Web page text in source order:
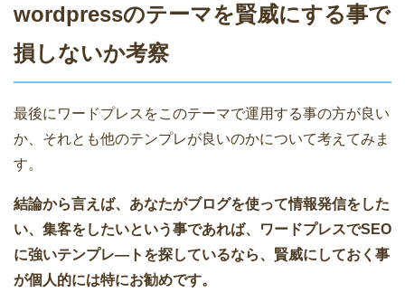
wordpressのテーマを賢威にする事で
損しないか考察
最後にワードプレスをこのテーマで運用する事の方が良い
か、それとも他のテンプレが良いのかについて考えてみま
す。
結論から言えば、あなたがブログを使って情報発信をした
い、集客をしたいという事であれば、ワードプレスでSEO
に強いテンプレ―トを探しているなら、賢威にしておく事
が個人的には特にお勧めです。